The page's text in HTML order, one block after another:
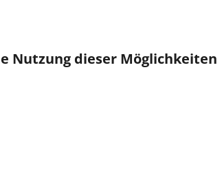
Nutzung dieser Möglichkeiten